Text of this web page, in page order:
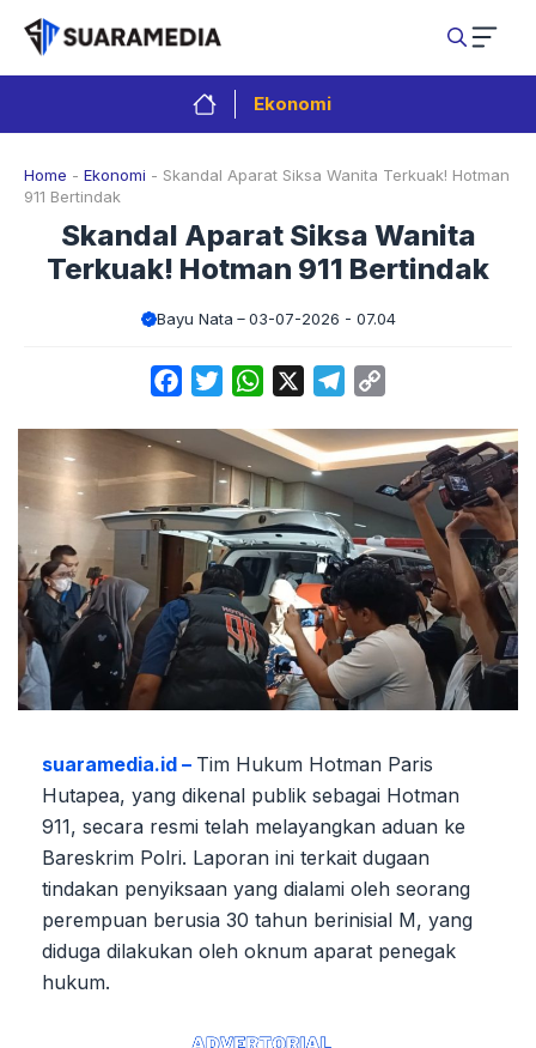
Langsung
isi
Ekonomi
Home - Ekonomi - Skandal Aparat Siksa Wanita Terkuak! Hotman
911 Bertindak
Skandal Aparat Siksa Wanita
Terkuak! Hotman 911 Bertindak
Bayu Nata 03-07-2026 - 07.04
FacebookTwitterWhatsApp Telegram
suaramedia.id – Tim Hukum Hotman Paris
Hutapea, yang dikenal publik sebagai Hotman
911, secara resmi telah melayangkan aduan ke
Bareskrim Polri. Laporan ini terkait dugaan
tindakan penyiksaan yang dialami oleh seorang
perempuan berusia 30 tahun berinisial M, yang
diduga dilakukan oleh oknum aparat penegak
hukum.